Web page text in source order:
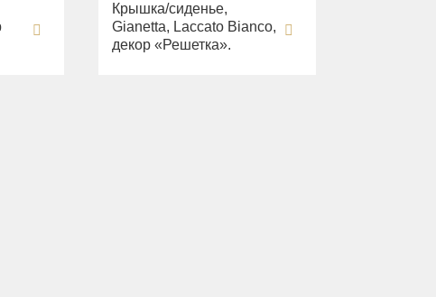
Крышка/сиденье,
Gianetta, Laccato Bianco,
декор «Решетка».